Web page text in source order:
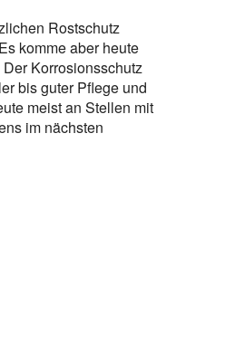
Rostschutz
komme aber heute
Korrosionsschutz
bis guter Pflege und
meist an Stellen mit
im nächsten